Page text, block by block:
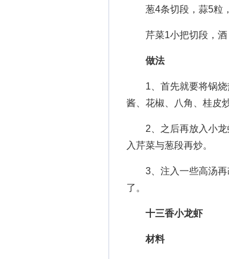
葱4条切段，蒜5粒，
芹菜1小把切段，酒
做法
1、首先就要将锅烧
酱、花椒、八角、桂皮
2、之后再放入小龙
入芹菜与葱段再炒。
3、注入一些高汤再
了。
十三香小龙虾
材料